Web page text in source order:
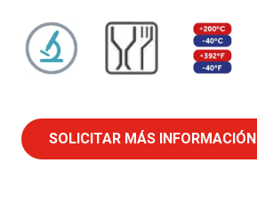
SOLICITAR MÁS INFORMACIÓN